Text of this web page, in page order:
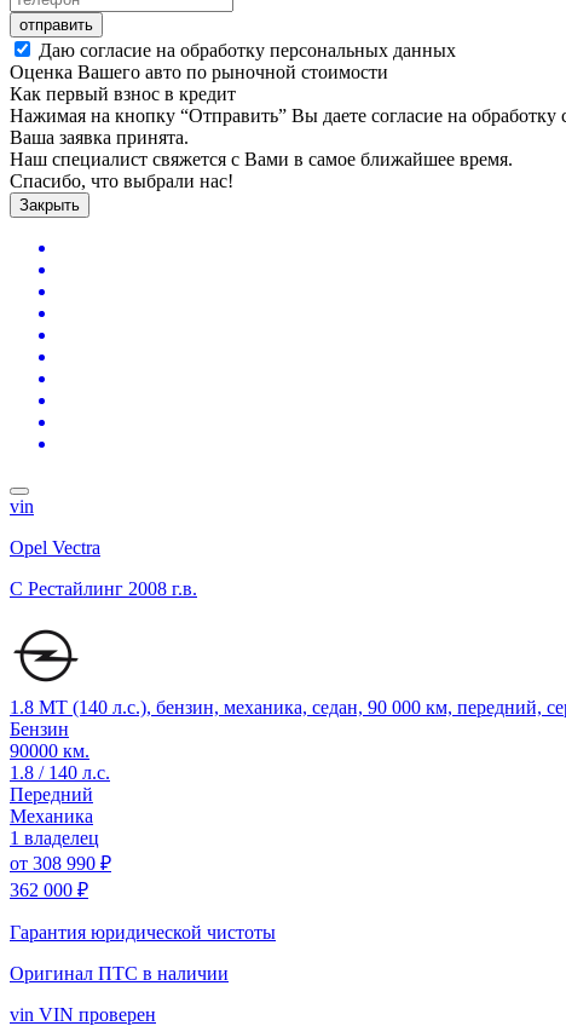
отправить
Даю согласие на обработку персональных данных
Оценка Вашего авто по рыночной стоимости
Как первый взнос в кредит
Нажимая на кнопку “Отправить” Вы даете согласие на
Ваша заявка принята.
Наш специалист свяжется с Вами в самое ближайшее время.
Спасибо, что выбрали нас!
Закрыть
vin
Opel Vectra
C Рестайлинг 2008 г.в.
1.8 MT (140 л.с.), бензин, механика, седан, 90 000 км, передний,
Бензин
90000 км.
1.8 / 140 л.с.
Передний
Механика
1 владелец
от 308 990 ₽
362 000 ₽
Гарантия юридической чистоты
Оригинал ПТС в наличии
vin VIN проверен